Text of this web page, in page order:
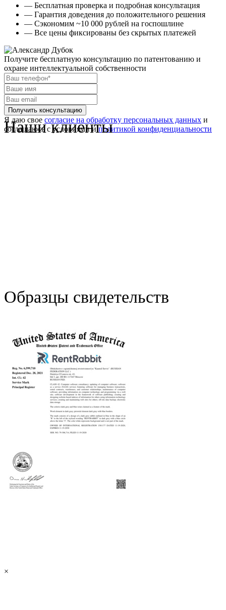
— Бесплатная проверка и подробная консультация
— Гарантия доведения до положительного решения
— Сэкономим ~10 000 рублей на госпошлине
— Все цены фиксированы без скрытых платежей
Получите бесплатную консультацию по патентованию и
охране интеллектуальной собственности
Я даю свое согласие на обработку персональных данных и
соглашаюсь с условиями и политикой конфиденциальности
Наши клиенты
Образцы свидетельств
×